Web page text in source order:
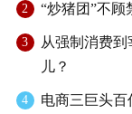
2 “炒猪团”不顾
3
从强制消费
儿？
4
电商三巨头百